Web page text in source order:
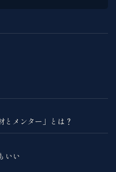
とメンター」とは？
いい